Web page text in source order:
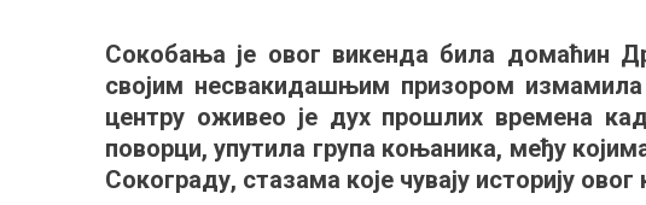
градски
парк:
Коњичка
до
Сокограда
Сокобања је овог викенда била домаћин
својим несвакидашњим призором
центру оживео је дух прошлих времена
поворци, упутила група коњаника, међу
Сокограду, стазама које чувају историју овог